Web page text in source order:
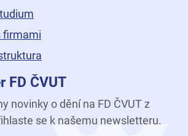
firmami
FD ČVUT
novinky o dění na FD ČVUT z
se k našemu newsletteru.